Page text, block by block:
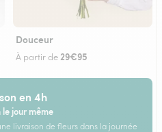
Douceur
À partir de29€95
en 4h
jour même
livraison de fleurs dans la journée